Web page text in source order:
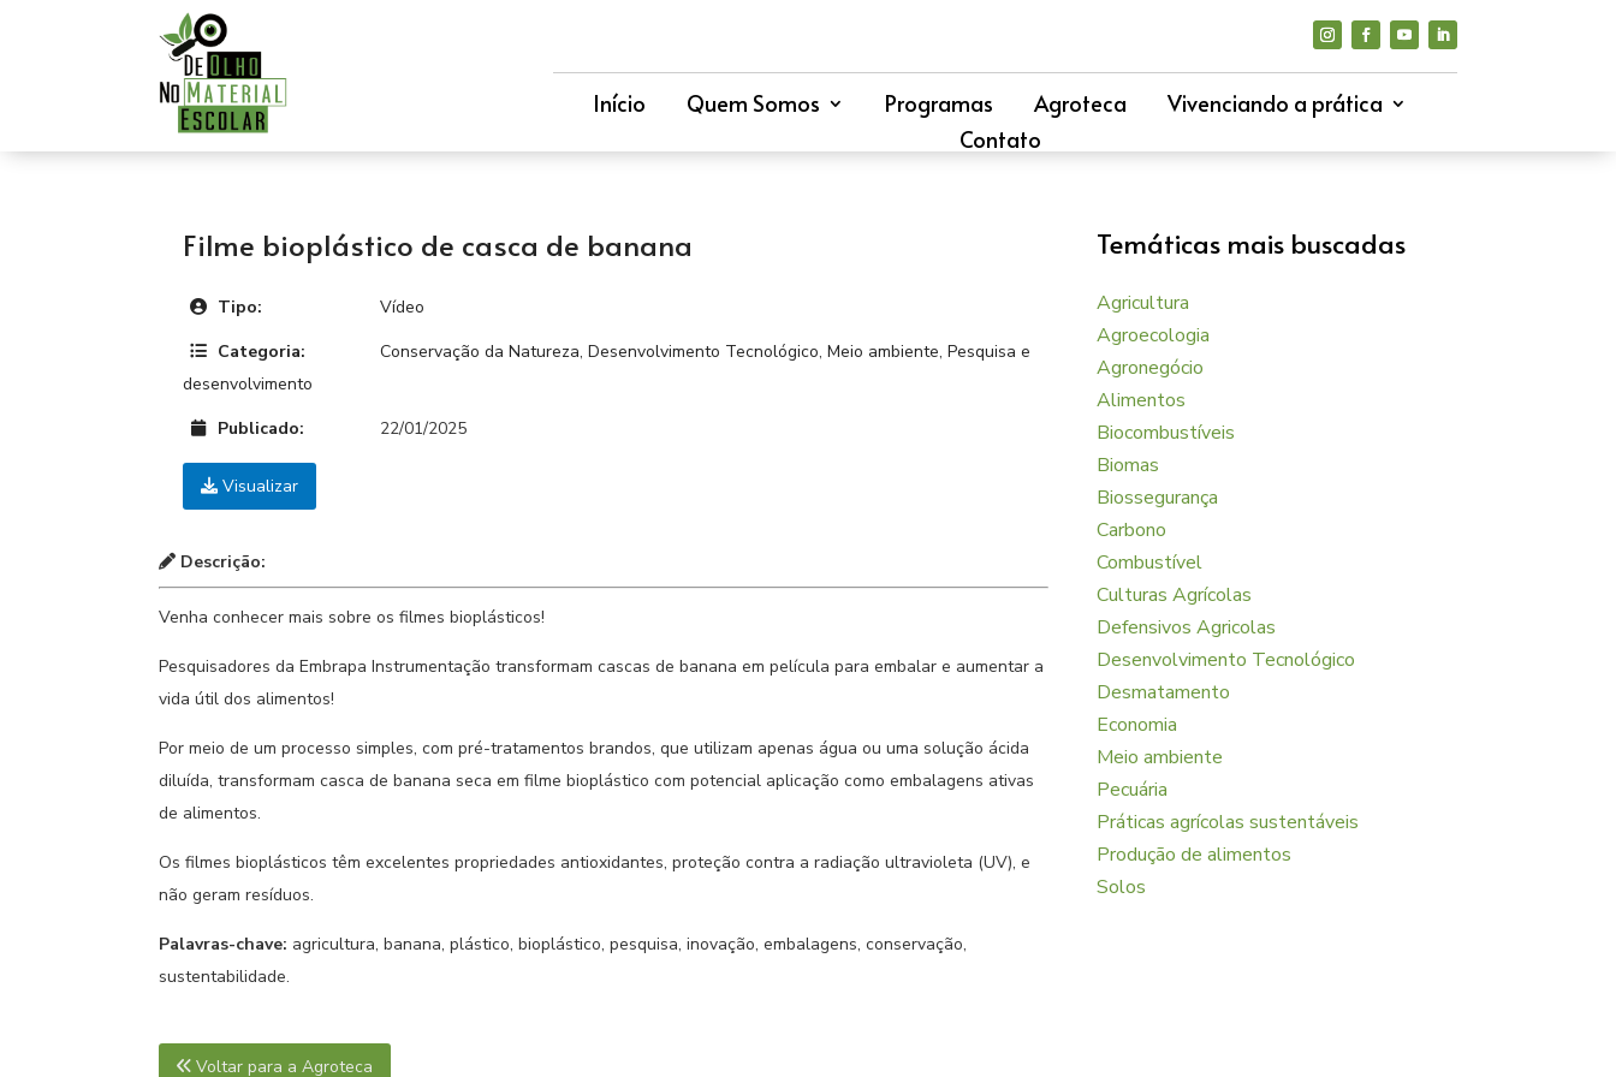
Início Quem Somos Programas Agroteca
Vivenciando a prática
Contato
Filme bioplástico de casca de banana
Tipo:
Vídeo
Categoria:
Conservação da Natureza, Desenvolvimento Tecnológico, Meio ambiente, Pesquisa e
desenvolvimento
Publicado:
22/01/2025
Visualizar
Descrição:
Venha conhecer mais sobre os filmes bioplásticos!
Pesquisadores da Embrapa Instrumentação transformam cascas de banana em película para embalar e aumentar a
vida útil dos alimentos!
Por meio de um processo simples, com pré-tratamentos brandos, que utilizam apenas água ou uma solução ácida
diluída, transformam casca de banana seca em filme bioplástico com potencial aplicação como embalagens ativas
de alimentos.
Os filmes bioplásticos têm excelentes propriedades antioxidantes, proteção contra a radiação ultravioleta (UV), e
não geram resíduos.
Palavras-chave: agricultura, banana, plástico, bioplástico, pesquisa, inovação, embalagens, conservação,
sustentabilidade.
Voltar para a Agroteca
Temáticas mais buscadas
Agricultura
Agroecologia
Agronegócio
Alimentos
Biocombustíveis
Biomas
Biossegurança
Carbono
Combustível
Culturas Agrícolas
Defensivos Agricolas
Desenvolvimento Tecnológico
Desmatamento
Economia
Meio ambiente
Pecuária
Práticas agrícolas sustentáveis
Produção de alimentos
Solos